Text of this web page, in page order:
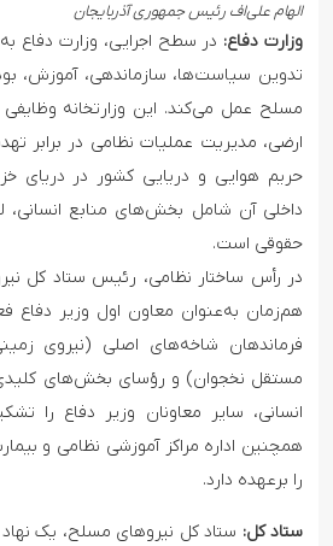
الهام علی‌اف رئیس جمهوری آذربایجان
وزارت دفاع: در سطح اجرایی، وزارت دفاع
تدوین سیاست‌ها، سازماندهی، آموزش،
مسلح عمل می‌کند. این وزارتخانه
ارضی، مدیریت عملیات نظامی در برابر
حریم هوایی و دریایی کشور در دریای
داخلی آن شامل بخش‌های منابع انسانی،
حقوقی است.
در رأس ساختار نظامی، رئیس ستاد کل
هم‌زمان به‌عنوان معاون اول وزیر دفاع
فرماندهان شاخه‌های اصلی (نیروی
مستقل نخجوان) و رؤسای بخش‌های
انسانی، سایر معاونان وزیر دفاع را
همچنین اداره مراکز آموزشی نظامی و
را برعهده دارد.
ستاد کل: ستاد کل نیروهای مسلح، یک نهاد